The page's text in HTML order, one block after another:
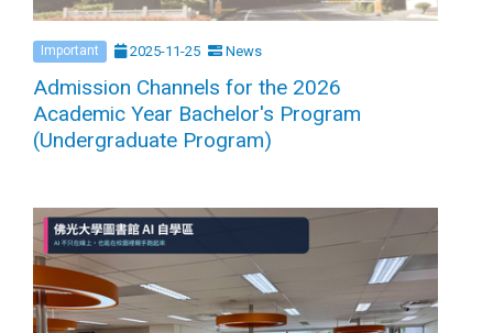
Important 2025-11-25 News
Admission Channels for the 2026
Academic Year Bachelor's Program
(Undergraduate Program)